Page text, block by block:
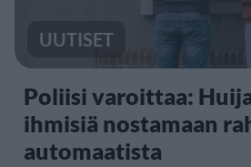
UUTISET
Poliisi varoittaa:
ihmisiä nostamaan
automaatista